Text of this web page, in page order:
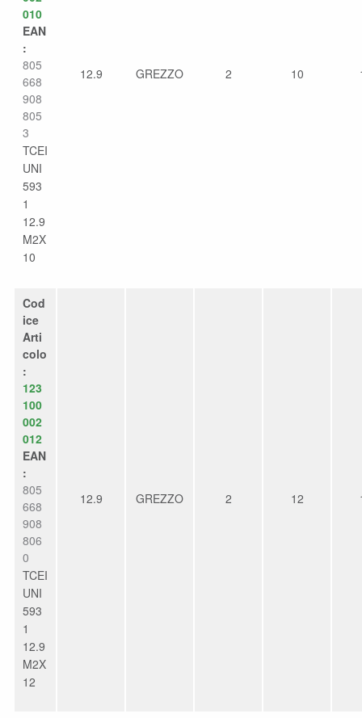
010
EAN
:
805
668
908
805
3
TCEI
UNI
593
1
12.9
M2X
10
12.9 GREZZO 2 10
Cod
ice
Arti
colo
:
123
100
002
012
EAN
:
805
668
908
806
0
TCEI
UNI
593
1
12.9
M2X
12
12.9 GREZZO 2 12